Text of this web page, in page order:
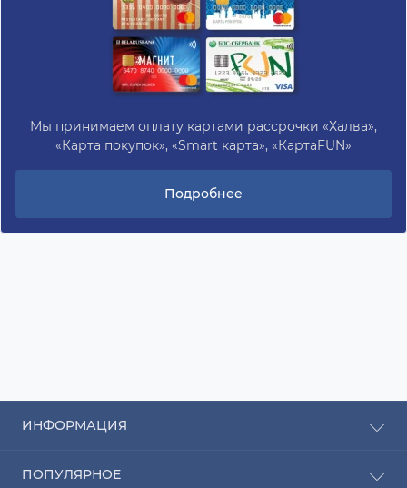
Мы принимаем оплату картами рассрочки «Халва»,
«Карта покупок», «Smart карта», «КартаFUN»
Подробнее
ИНФОРМАЦИЯ
Оплата
ПОПУЛЯРНОЕ